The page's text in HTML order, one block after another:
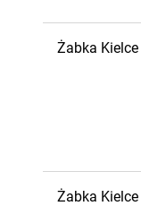
Żabka Kielce
Żabka Kielce